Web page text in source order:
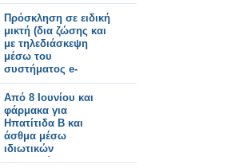
Ευρώπη μέσω
Ιορδανίας και Συρίας.
Πρόσκληση σε ειδική
μικτή (δια ζώσης και
με τηλεδιάσκεψη
μέσω του
συστήματος e-
presence.gov.gr)
συνεδρίασης του
Δημοτικού
Συμβουλίου.
Από 8 Ιουνίου και
φάρμακα για
Ηπατίτιδα Β και
άσθμα μέσω
ιδιωτικών
φαρμακείων